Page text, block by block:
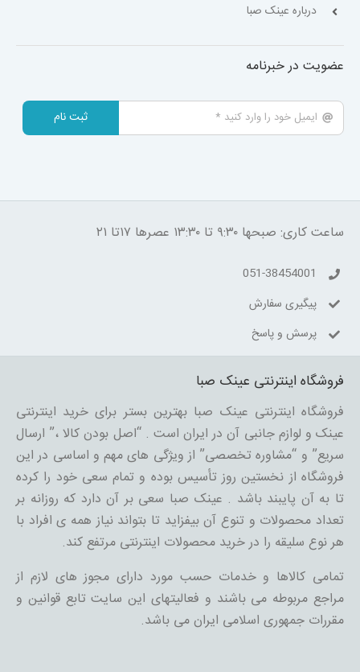
درباره عینک صبا
عضویت در خبرنامه
ثبت نام
ساعت کاری: صبحها ۹:۳۰ تا ۱۳:۳۰ عصرها ۱۷تا ۲۱
051-38454001
پیگیری سفارش
پرسش و پاسخ
فروشگاه اینترنتی عینک صبا
فروشگاه اینترنتی عینک صبا بهترین بستر برای خرید اینترنتی
عینک و لوازم جانبی آن در ایران است . “اصل بودن کالا ،” ارسال
سریع” و “مشاوره تخصصی” از ویژگی های مهم و اساسی در این
فروشگاه از نخستین روز تأسیس بوده و تمام سعی خود را کرده
تا به آن پایبند باشد . عینک صبا سعی بر آن دارد که روزانه بر
تعداد محصولات و تنوع آن بیفزاید تا بتواند نیاز همه ی افراد با
هر نوع سلیقه را در خرید محصولات اینترنتی مرتفع کند.
تمامی کالاها و خدمات حسب مورد دارای مجوز های لازم از
مراجع مربوطه می باشند و فعالیتهای این سایت تابع قوانین و
مقررات جمهوری اسلامی ایران می باشد.